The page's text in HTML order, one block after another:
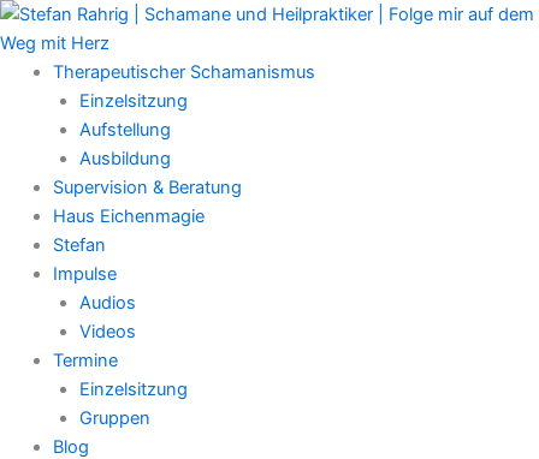
Zum
Inhalt
springenTherapeutischer Schamanismus
Einzelsitzung
Aufstellung
Ausbildung
Supervision & Beratung
Haus Eichenmagie
Stefan
Impulse
Audios
Videos
Termine
Einzelsitzung
Gruppen
Blog
Main
Menu